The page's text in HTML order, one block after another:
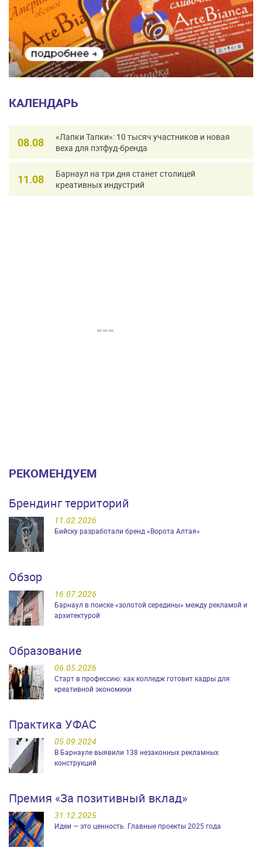
КАЛЕНДАРЬ
08.08
«Лапки Тапки»: 10 тысяч участников и новая
веха для пэтфуд-бренда
11.08
Барнаул на три дня станет столицей
креативных индустрий
РЕКОМЕНДУЕМ
Брендинг территорий
11.02.2026
Бийску разработали бренд «Ворота Алтая»
Обзор
16.07.2026
Барнаул в поиске «золотой середины» между рекламой и
архитектурой
Образование
06.05.2026
Старт в профессию: как колледж готовит кадры для
креативной экономики
Практика УФАС
05.09.2024
В Барнауле выявили 138 незаконных рекламных
конструкций
Премия «За позитивный вклад»
31.12.2025
Идеи — это ценность. Главные проекты 2025 года